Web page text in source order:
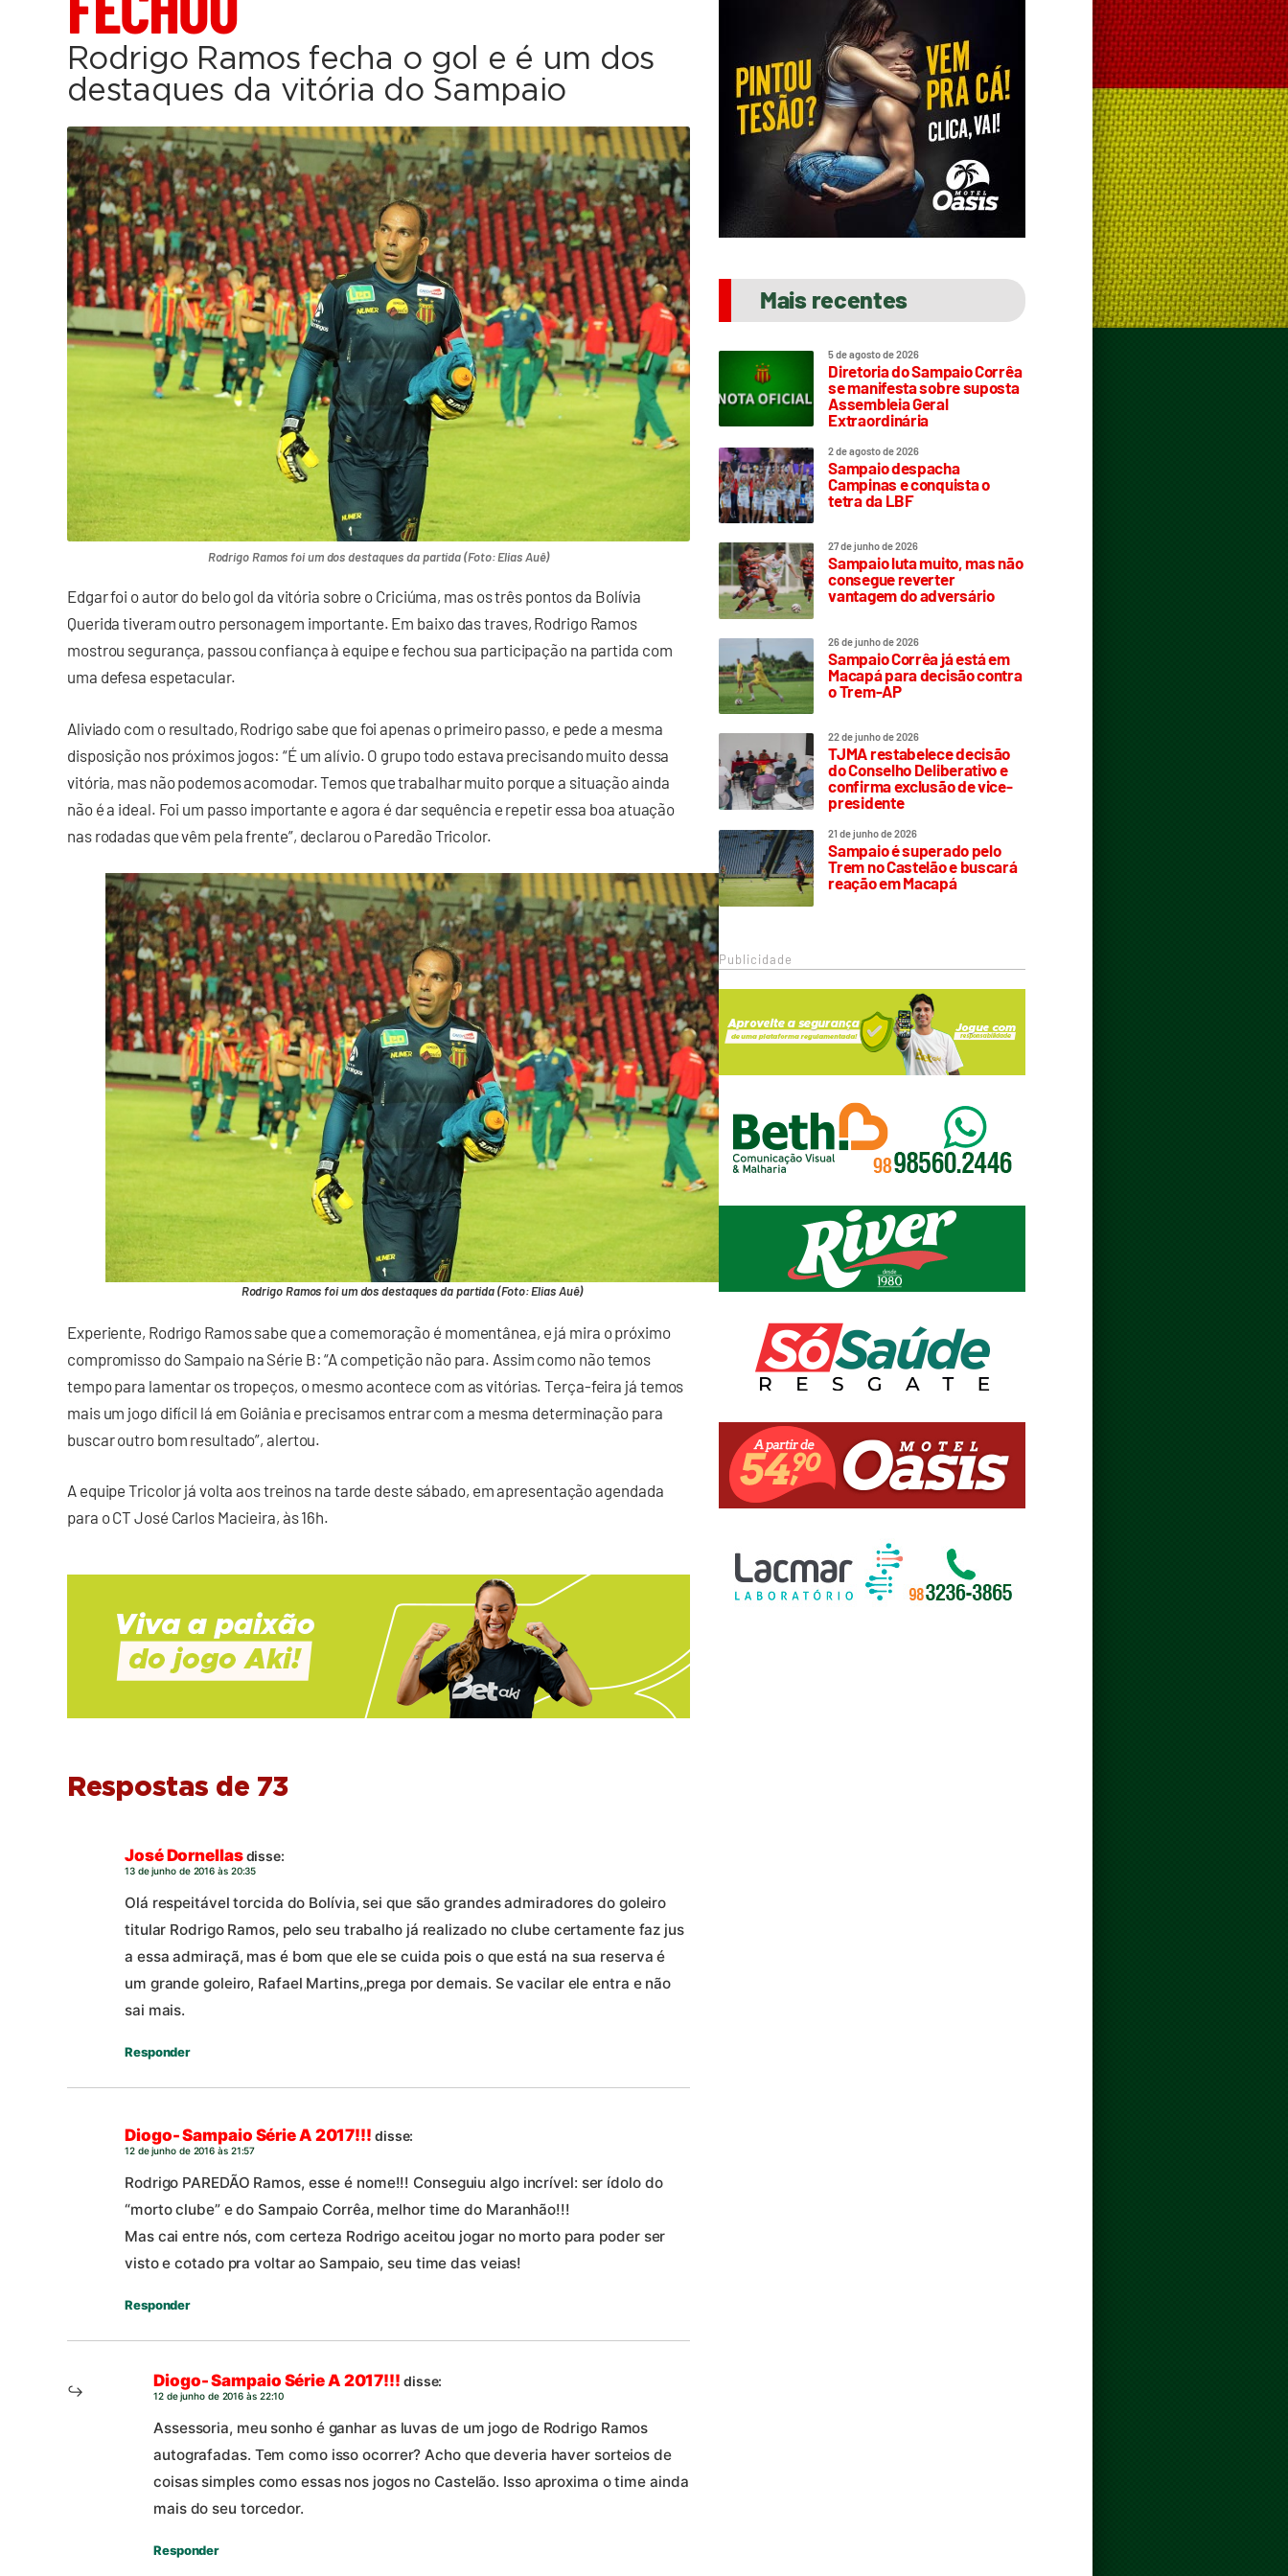
Rodrigo Ramos fecha o gol e é um dos
destaques da vitória do Sampaio
Rodrigo Ramos foi um dos destaques da partida (Foto: Elias Auê)
Edgar foi o autor do belo gol da vitória sobre o Criciúma, mas os três pontos da Bolívia
Querida tiveram outro personagem importante. Em baixo das traves, Rodrigo Ramos
mostrou segurança, passou confiança à equipe e fechou sua participação na partida com
uma defesa espetacular.
Aliviado com o resultado, Rodrigo sabe que foi apenas o primeiro passo, e pede a mesma
disposição nos próximos jogos: “É um alívio. O grupo todo estava precisando muito dessa
vitória, mas não podemos acomodar. Temos que trabalhar muito porque a situação ainda
não é a ideal. Foi um passo importante e agora é dar sequência e repetir essa boa atuação
nas rodadas que vêm pela frente”, declarou o Paredão Tricolor.
Rodrigo Ramos foi um dos destaques da partida (Foto: Elias Auê)
Experiente, Rodrigo Ramos sabe que a comemoração é momentânea, e já mira o próximo
compromisso do Sampaio na Série B: “A competição não para. Assim como não temos
tempo para lamentar os tropeços, o mesmo acontece com as vitórias. Terça-feira já temos
mais um jogo difícil lá em Goiânia e precisamos entrar com a mesma determinação para
buscar outro bom resultado”, alertou.
A equipe Tricolor já volta aos treinos na tarde deste sábado, em apresentação agendada
para o CT José Carlos Macieira, às 16h.
Respostas de 73
José Dornellasdisse:
13 de junho de 2016 às 20:35
Olá respeitável torcida do Bolívia, sei que são grandes admiradores do goleiro
titular Rodrigo Ramos, pelo seu trabalho já realizado no clube certamente faz jus
a essa admiraçã, mas é bom que ele se cuida pois o que está na sua reserva é
um grande goleiro, Rafael Martins,,prega por demais. Se vacilar ele entra e não
sai mais.
Responder
Diogo- Sampaio Série A 2017!!! disse:
12 de junho de 2016 às 21:57
Rodrigo PAREDÃO Ramos, esse é nome!!! Conseguiu algo incrível: ser ídolo do
“morto clube” e do Sampaio Corrêa, melhor time do Maranhão!!!
Mas cai entre nós, com certeza Rodrigo aceitou jogar no morto para poder ser
visto e cotado pra voltar ao Sampaio, seu time das veias!
Responder
Diogo- Sampaio Série A 2017!!! disse:
12 de junho de 2016 às 22:10
Assessoria, meu sonho é ganhar as luvas de um jogo de Rodrigo Ramos
autografadas. Tem como isso ocorrer? Acho que deveria haver sorteios de
coisas simples como essas nos jogos no Castelão. Isso aproxima o time ainda
mais do seu torcedor.
Responder
Mais recentes
5 de agosto de 2026
Diretoria do Sampaio Corrêa
se manifesta sobre suposta
Assembleia Geral
Extraordinária
2 de agosto de 2026
Sampaio despacha
Campinas e conquista o
tetra da LBF
27 de junho de 2026
Sampaio luta muito, mas não
consegue reverter
vantagem do adversário
26 de junho de 2026
Sampaio Corrêa já está em
Macapá para decisão contra
o Trem-AP
22 de junho de 2026
TJMA restabelece decisão
do Conselho Deliberativo e
confirma exclusão de vice-
presidente
21 de junho de 2026
Sampaio é superado pelo
Trem no Castelão e buscará
reação em Macapá
Publicidade